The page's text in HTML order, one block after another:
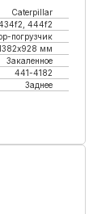
Caterpillar
444f2
погрузчик
мм
Закаленное
441-4182
Заднее